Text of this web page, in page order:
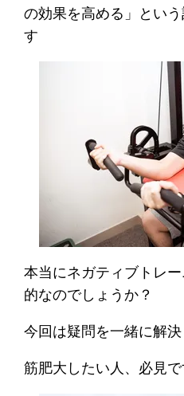
の効果を高める」とい
す
本当にネガティブトレ
的なのでしょうか？
今回は疑問を一緒に解決
筋肥大したい人、必見で